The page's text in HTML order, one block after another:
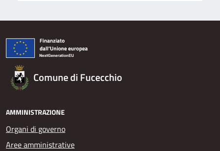
Comune di Fucecchio
AMMINISTRAZIONE
Organi di governo
Aree amministrative